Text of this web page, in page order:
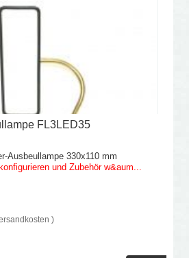
FL3LED35
Ausbeullampe 330x110 mm
und Zubehör w&aum...
)